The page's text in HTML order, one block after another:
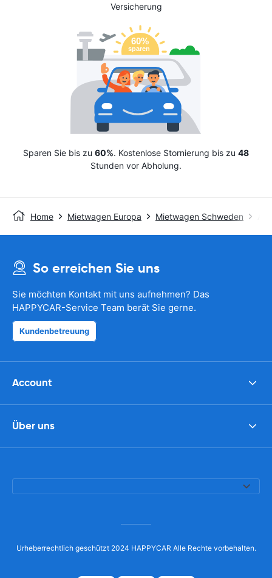
Versicherung
Sparen Sie bis zu 60%. Kostenlose Stornierung bis zu 48
Stunden vor Abholung.
Home Mietwagen Europa Mietwagen Schweden
So erreichen Sie uns
Sie möchten Kontakt mit uns aufnehmen? Das
HAPPYCAR-Service Team berät Sie gerne.
Kundenbetreuung
Account
Über uns
Urheberrechtlich geschützt 2024 HAPPYCAR Alle Rechte vorbehalten.